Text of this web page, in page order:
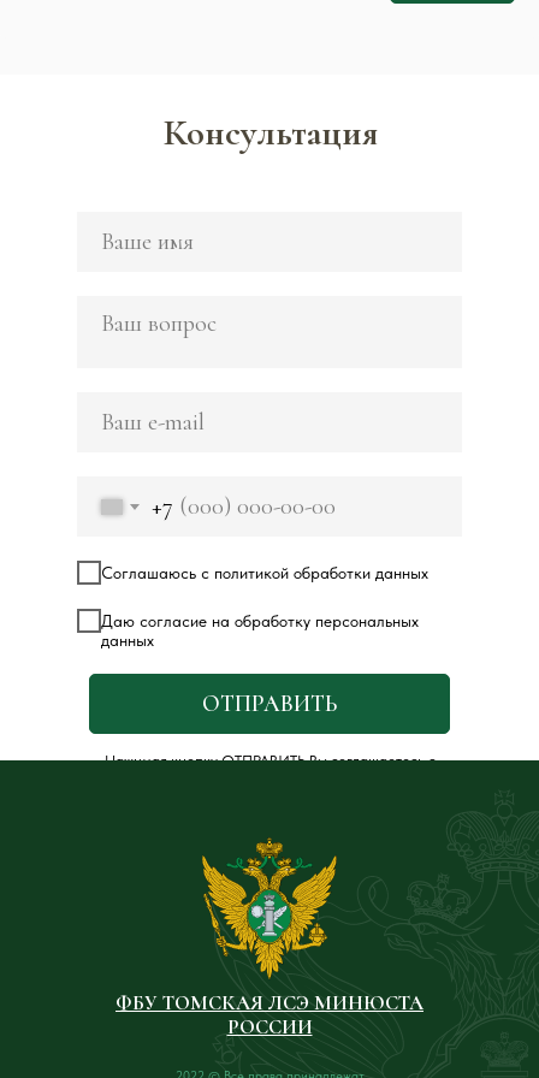
Консультация
+7
Соглашаюсь с политикой обработки данных
Даю согласие на обработку персональных
данных
ОТПРАВИТЬ
Нажимая кнопку ОТПРАВИТЬ Вы соглашаетесь с
ФБУ ТОМСКАЯ ЛСЭ МИНЮСТА
РОССИИ